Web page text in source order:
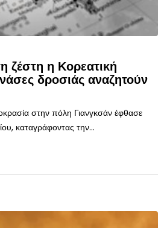
ζέστη η Κορεατική
δροσιάς αναζητούν
στην πόλη Γιανγκσάν έφθασε
καταγράφοντας την...